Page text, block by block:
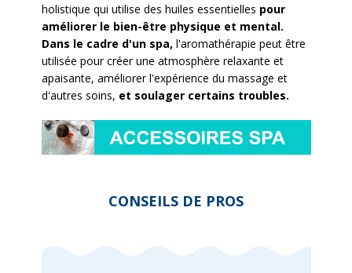
holistique qui utilise des huiles essentielles pour
améliorer le bien-être physique et mental.
Dans le cadre d'un spa, l'aromathérapie peut être
utilisée pour créer une atmosphère relaxante et
apaisante, améliorer l'expérience du massage et
d'autres soins, et soulager certains troubles.
CONSEILS DE PROS